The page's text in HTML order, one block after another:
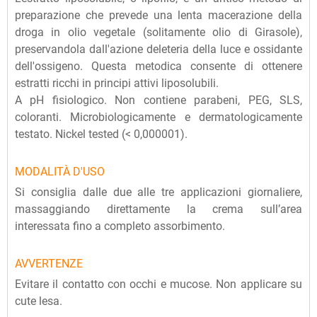
preparazione che prevede una lenta macerazione della
droga in olio vegetale (solitamente olio di Girasole),
preservandola dall'azione deleteria della luce e ossidante
dell'ossigeno. Questa metodica consente di ottenere
estratti ricchi in principi attivi liposolubili.
A pH fisiologico. Non contiene parabeni, PEG, SLS,
coloranti. Microbiologicamente e dermatologicamente
testato. Nickel tested (< 0,000001).
MODALITÀ D'USO
Si consiglia dalle due alle tre applicazioni giornaliere,
massaggiando direttamente la crema sull’area
interessata fino a completo assorbimento.
AVVERTENZE
Evitare il contatto con occhi e mucose. Non applicare su
cute lesa.